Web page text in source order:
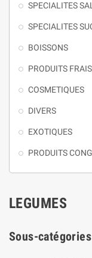
SPECIALITES
SPECIALITES
BOISSONS
PRODUITS FRAIS
COSMETIQUES
DIVERS
EXOTIQUES
PRODUITS
LEGUMES
Sous-catégories